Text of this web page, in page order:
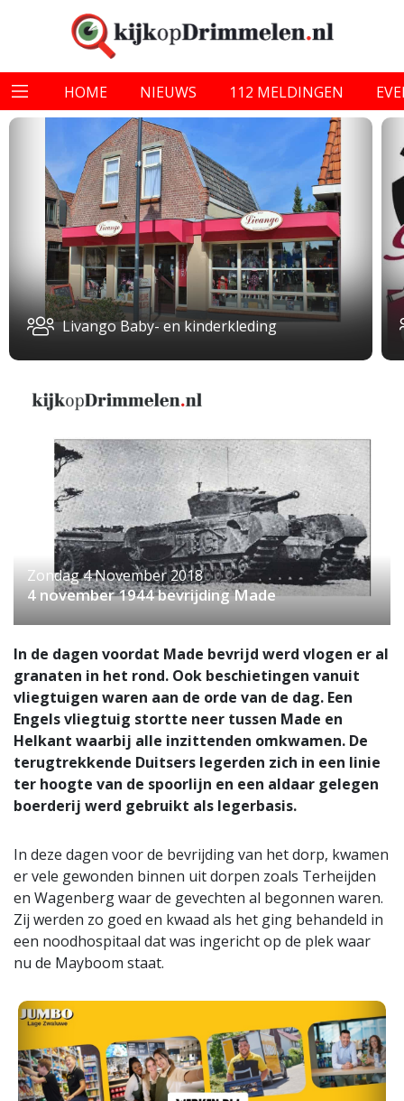
HOME NIEUWS 112 MELDINGEN
Livango Baby- en kinderkleding
Zondag 4 November 2018
4 november 1944 bevrijding Made
In de dagen voordat Made bevrijd werd vlogen er al
granaten in het rond. Ook beschietingen vanuit
vliegtuigen waren aan de orde van de dag. Een
Engels vliegtuig stortte neer tussen Made en
Helkant waarbij alle inzittenden omkwamen. De
terugtrekkende Duitsers legerden zich in een linie
ter hoogte van de spoorlijn en een aldaar gelegen
boerderij werd gebruikt als legerbasis.
In deze dagen voor de bevrijding van het dorp, kwamen
er vele gewonden binnen uit dorpen zoals Terheijden
en Wagenberg waar de gevechten al begonnen waren.
Zij werden zo goed en kwaad als het ging behandeld in
een noodhospitaal dat was ingericht op de plek waar
nu de Mayboom staat.